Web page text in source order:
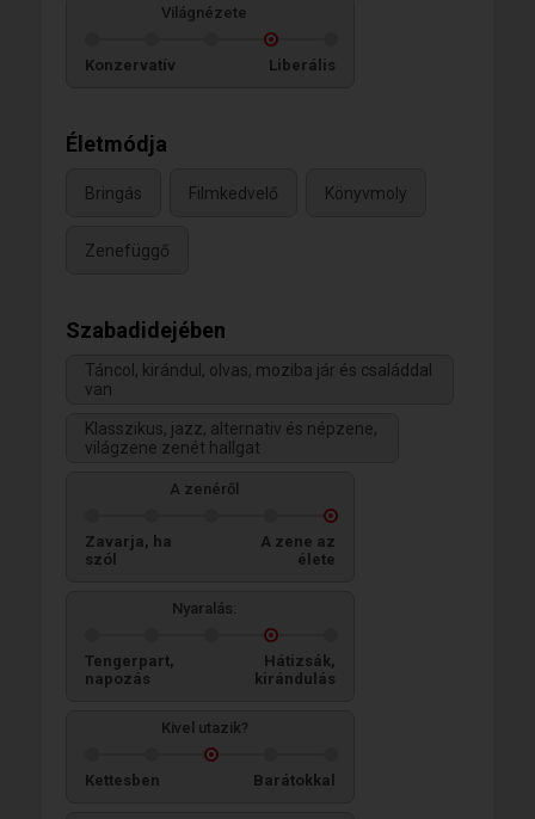
Világnézete
Konzervatív Liberális
Életmódja
Bringás Filmkedvelő Könyvmoly
Zenefüggő
Szabadidejében
Táncol, kirándul, olvas, moziba jár és családdal
van
Klasszikus, jazz, alternativ és népzene,
világzene zenét hallgat
A zenéről
Zavarja, ha
szól
A zene az
élete
Nyaralás:
Tengerpart,
napozás
Hátizsák,
kirándulás
Kivel utazik?
Kettesben Barátokkal